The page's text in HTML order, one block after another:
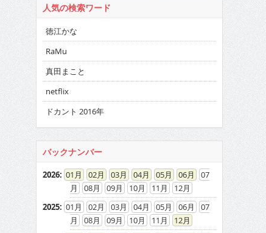
人気の検索ワード
徳江かな
RaMu
真田まこと
netflix
ドカント 2016年
バックナンバー
2026: 01 02 03 04 05 06
07
08
09 10 11
12
2025: 01 02 03 04 05 06
07
08
09 10 11
12